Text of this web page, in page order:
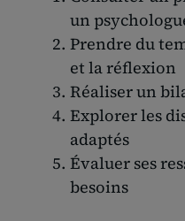
un
Prendre du
et la réflexion
Réaliser un
Explorer les
adaptés
Évaluer ses
besoins